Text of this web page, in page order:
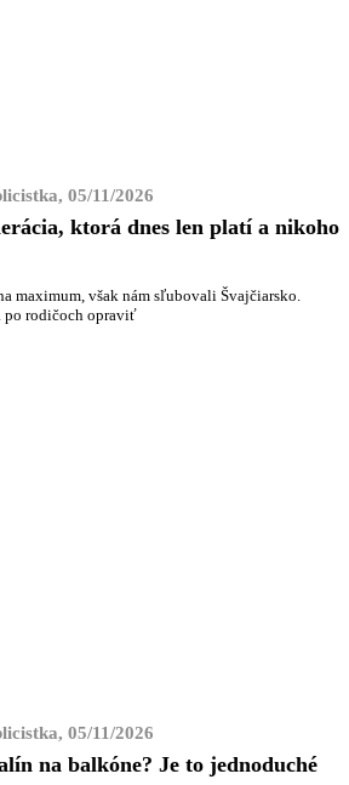
05/11/2026
ktorá dnes len platí a nikoho
maximum, však nám sľubovali Švajčiarsko.
po rodičoch opraviť
05/11/2026
na balkóne? Je to jednoduché